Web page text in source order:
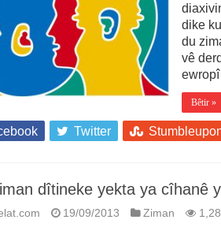
dike
du
vê
Bêtir »
Twitter
dîtineke yekta ya cîhanê
19/09/2013 Ziman